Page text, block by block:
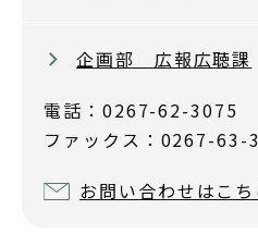
企画部 広報広聴課
電話：0267-62-3075
ファックス：0267-63-
お問い合わせはこち